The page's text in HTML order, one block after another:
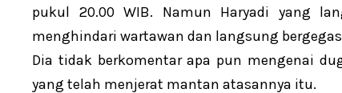
pukul 20.00 WIB. Namun Haryadi yang
menghindari wartawan dan langsung
Dia tidak berkomentar apa pun mengenai
yang telah menjerat mantan atasannya itu.